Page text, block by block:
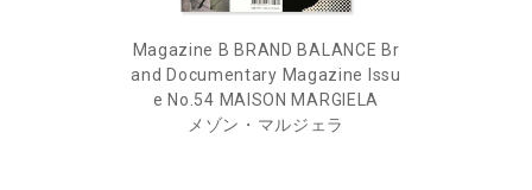
Magazine B BRAND BALANCE Br
and Documentary Magazine Issu
e No.54 MAISON MARGIELA
メゾン・マルジェラ